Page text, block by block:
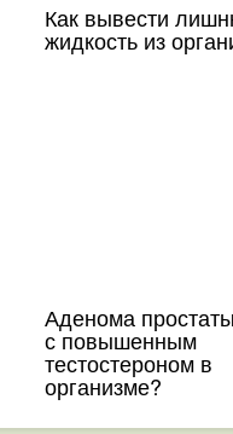
Как вывести
жидкость из
Аденома
с повышенным
тестостероном в
организме?